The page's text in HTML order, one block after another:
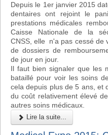
Depuis le 1er janvier 2015
dentaires ont rejoint le
prestations médicales
Caisse Nationale de la
CNSS, elle n'a pas cessé de
de dossiers de
de jour en jour.
Il faut bien signaler que les
bataillé pour voir les soins
cela depuis plus de 5 ans, et
du coût relativement élevé
autres soins médicaux.
Lire la suite...